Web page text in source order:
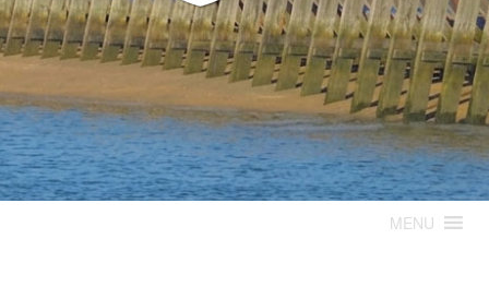
TROUVILLE-
SUR-MER
MENU